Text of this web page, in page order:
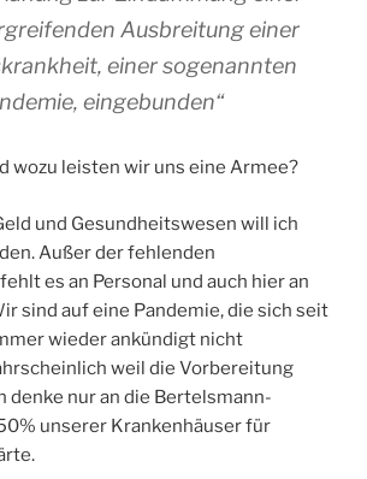
Ausbreitung einer
einer sogenannten
eingebunden“
wozu leisten wir uns eine Armee?
und Gesundheitswesen will ich
Außer der fehlenden
es an Personal und auch hier an
sind auf eine Pandemie, die sich seit
wieder ankündigt nicht
weil die Vorbereitung
denke nur an die Bertelsmann-
unserer Krankenhäuser für